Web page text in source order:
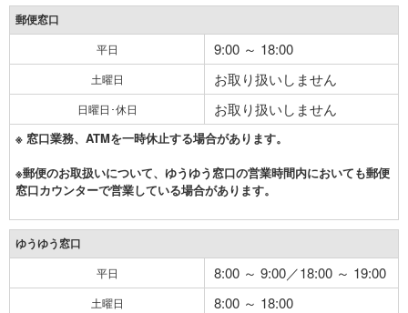
郵便窓口
平日 9:00 ～ 18:00
土曜日 お取り扱いしません
日曜日･休日 お取り扱いしません
※ 窓口業務、ATMを一時休止する場合があります。
※郵便のお取扱いについて、ゆうゆう窓口の営業時間内においても郵便
窓口カウンターで営業している場合があります。
ゆうゆう窓口
平日 8:00 ～ 9:00／18:00 ～ 19:00
土曜日 8:00 ～ 18:00